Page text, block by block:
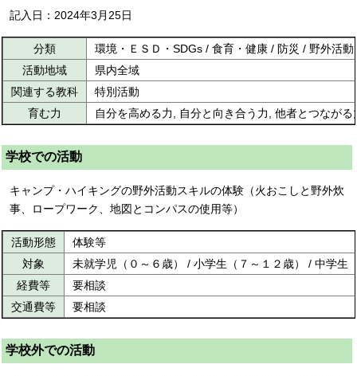
記入日：2024年3月25日
分類
環境・ＥＳＤ・SDGs / 食育・健康 / 防災 / 野外活動
活動地域
県内全域
関連する教科
特別活動
育む力
自分を高める力, 自分と向き合う力, 他者とつなが
学校での活動
キャンプ・ハイキングの野外活動スキルの体験（火おこしと野外炊
事、ロープワーク、地図とコンパスの使用等）
活動形態
体験等
対象
未就学児（０～６歳） / 小学生（７～１２歳） / 中学生
経費等
要相談
交通費等
要相談
学校外での活動